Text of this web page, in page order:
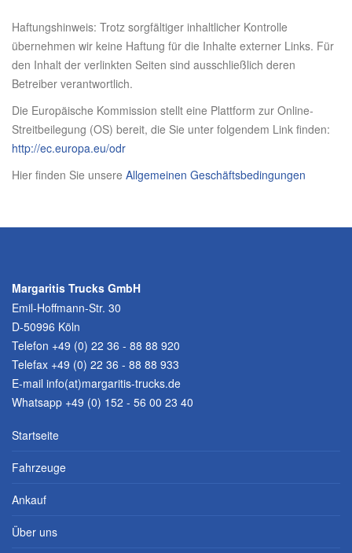
Haftungshinweis: Trotz sorgfältiger inhaltlicher Kontrolle
übernehmen wir keine Haftung für die Inhalte externer Links. Für
den Inhalt der verlinkten Seiten sind ausschließlich deren
Betreiber verantwortlich.
Die Europäische Kommission stellt eine Plattform zur Online-
Streitbeilegung (OS) bereit, die Sie unter folgendem Link finden:
http://ec.europa.eu/odr
Hier finden Sie unsere Allgemeinen Geschäftsbedingungen
Margaritis Trucks GmbH
Emil-Hoffmann-Str. 30
D-50996 Köln
Telefon +49 (0) 22 36 - 88 88 920
Telefax +49 (0) 22 36 - 88 88 933
E-mail info(at)margaritis-trucks.de
Whatsapp +49 (0) 152 - 56 00 23 40
Startseite
Fahrzeuge
Ankauf
Über uns